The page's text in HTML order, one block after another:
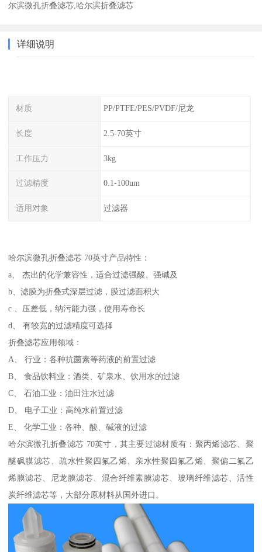
尔滨微孔折叠滤芯,哈尔滨折叠滤芯
详细说明
材质 PP/PTFE/PES/PVDF/尼龙
长度 2.5-70英寸
工作压力 3kg
过滤精度 0.1-100um
适用对象 过滤器
哈尔滨微孔折叠滤芯 70英寸产品特性：
a、 杰出的化学兼容性，适合过滤强酸、强碱及
b、滤膜为折叠式深层过滤，膜过滤面积大
c 、压差低，纳污能力强，使用寿命长
d、 有较宽的过滤精度可选择
折叠滤芯应用领域：
A、 行业：各种抗菌素等药液的前置过滤
B、 食品饮料业：酒类、矿泉水、饮用水的过滤
C、 石油工业：油田注水过滤
D、 电子工业：高纯水前置过滤
E、 化学工业：各种、酸、碱液的过滤
哈尔滨微孔折叠滤芯 70英寸 ，其主要过滤材质有：聚丙烯滤芯、聚
醚砜膜滤芯、疏水性聚四氟乙烯、亲水性聚四氟乙烯、聚偏二氟乙
烯膜滤芯、尼龙膜滤芯、混合纤维素膜滤芯、玻璃纤维滤芯、活性
炭纤维滤芯等，大部分原材料从国外进口。